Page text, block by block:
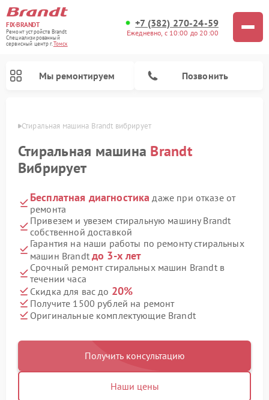
FIX-BRANDT
Ремонт устройств Brandt
Специализированный
cервисный центр г.Томск
+7 (382) 270-24-59
Ежедневно, с 10:00 до 20:00
Мы ремонтируем Позвонить
Стиральная машина Brandt вибрирует
Стиральная машина Brandt
Вибрирует
Бесплатная диагностика даже при отказе от
ремонта
Привезем и увезем стиральную машину Brandt
собственной доставкой
Гарантия на наши работы по ремонту стиральных
машин Brandt до 3-х лет
Срочный ремонт стиральных машин Brandt в
течении часа
Скидка для вас до 20%
Получите 1500 рублей на ремонт
Оригинальные комплектующие Brandt
Получить консультацию
Наши цены